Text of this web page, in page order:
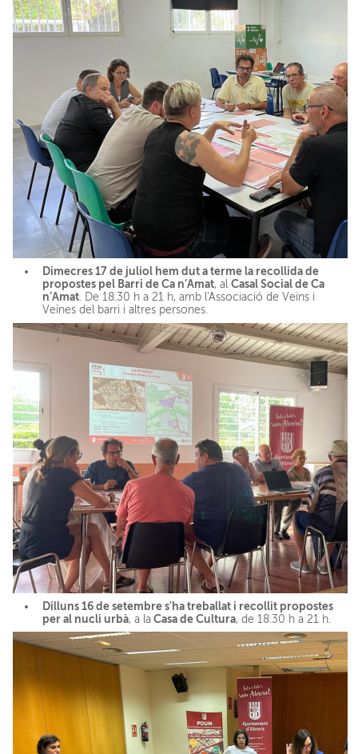
Dimecres 17 de juliol hem dut a terme la recollida de
propostes pel Barri de Ca n’Amat, alCasal Social de Ca
n’Amat. De 18.30 h a 21 h, amb l'Associació de Veïns i
Veïnes del barri i altres persones.
Dilluns 16 de setembre s'ha treballat i recollit propostes
per al nucli urbà, a la Casa de Cultura, de 18.30 h a 21 h.